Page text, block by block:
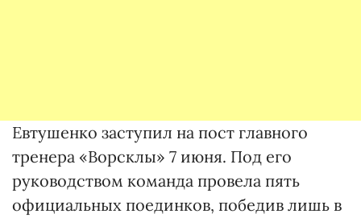
Евтушенко заступил на пост главного
тренера «Ворсклы» 7 июня. Под его
руководством команда провела пять
официальных поединков, победив лишь в